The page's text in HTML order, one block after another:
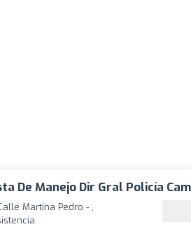
De Manejo Dir Gral Policía
Martína Pedro - ,